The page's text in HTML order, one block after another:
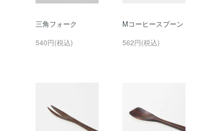
三角フォーク
540円(税込)
Mコーヒースプーン
562円(税込)